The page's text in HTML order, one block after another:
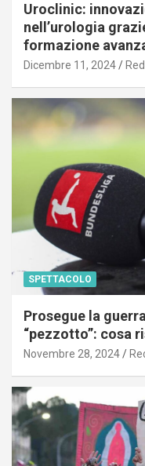
Uroclinic:
nell’urologia
formazione
Dicembre 11, 2024
SPETTACOLO
Prosegue la
“pezzotto”: cosa
Novembre 28, 2024